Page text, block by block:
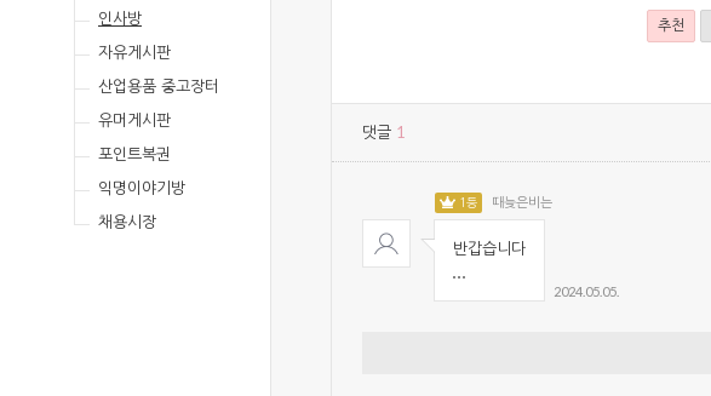
인사방
자유게시판
산업용품 중고장터
유머게시판
포인트복권
익명이야기방
채용시장
추천
댓글 1
1등 때늦은비는
반갑습니다
2024.05.05.